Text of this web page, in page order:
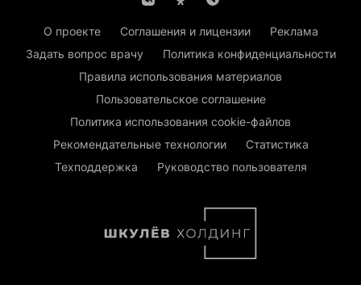
О проекте Соглашения и лицензии
Реклама
Задать вопрос врачу
Политика конфиденциальности
Правила использования материалов
Пользовательское соглашение
Политика использования cookie-файлов
Рекомендательные технологии
Статистика
Техподдержка
Руководство пользователя